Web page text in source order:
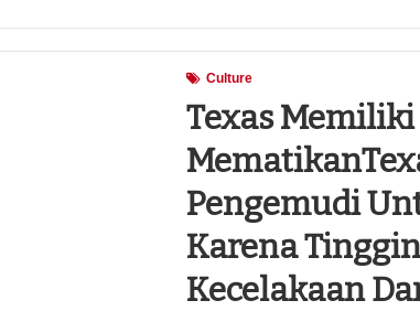
Culture
Texas
Pengemudi
Karena
Kecelakaan